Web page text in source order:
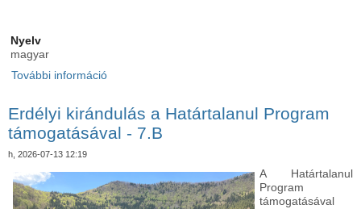
Nyelv
magyar
További információ
Erdélyi kirándulás a Határtalanul Program
támogatásával - 7.B
h, 2026-07-13 12:19
A Határtalanul
Program
támogatásával